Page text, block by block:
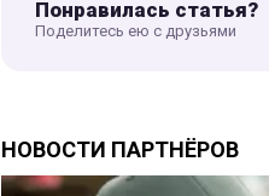
Понравилась статья?
Поделитесь ею с друзьями